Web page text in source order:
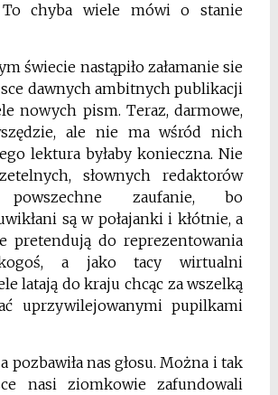
To chyba wiele mówi o stanie
świecie nastąpiło załamanie sie
dawnych ambitnych publikacji
nowych pism. Teraz, darmowe,
ale nie ma wśród nich
lektura byłaby konieczna. Nie
słownych redaktorów
powszechne zaufanie, bo
są w połajanki i kłótnie, a
pretendują do reprezentowania
a jako tacy wirtualni
latają do kraju chcąc za wszelką
uprzywilejowanymi pupilkami
pozbawiła nas głosu. Można i tak
nasi ziomkowie zafundowali